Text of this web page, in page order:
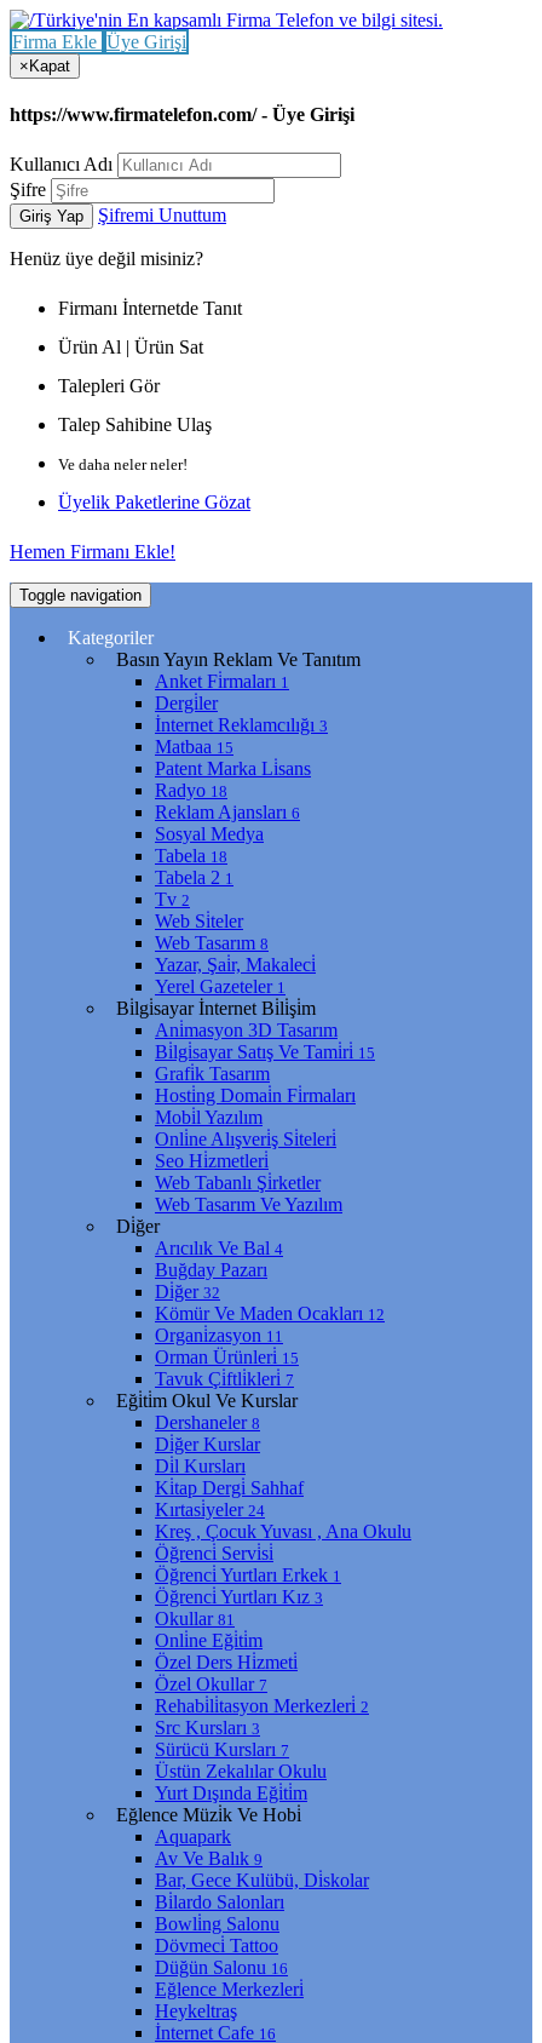
Firma Ekle Üye Girişi
× Kapat
https://www.firmatelefon.com/ - Üye Girişi
Kullanıcı Adı
Şifre
Giriş Yap Şifremi Unuttum
Henüz üye değil misiniz?
Firmanı İnternetde Tanıt
Ürün Al | Ürün Sat
Talepleri Gör
Talep Sahibine Ulaş
Ve daha neler neler!
Üyelik Paketlerine Gözat
Hemen Firmanı Ekle!
Toggle navigation
Kategoriler
Basın Yayın Reklam Ve Tanıtım
Anket Fi̇rmaları 1
Dergi̇ler
İnternet Reklamcılığı 3
Matbaa 15
Patent Marka Li̇sans
Radyo 18
Reklam Ajansları 6
Sosyal Medya
Tabela 18
Tabela 2 1
Tv 2
Web Si̇teler
Web Tasarım 8
Yazar, Şai̇r, Makaleci̇
Yerel Gazeteler 1
Bi̇lgi̇sayar İnternet Bi̇li̇şi̇m
Ani̇masyon 3D Tasarım
Bi̇lgi̇sayar Satış Ve Tami̇ri̇ 15
Grafi̇k Tasarım
Hosti̇ng Domai̇n Fi̇rmaları
Mobi̇l Yazılım
Onli̇ne Alışveri̇ş Si̇teleri̇
Seo Hi̇zmetleri̇
Web Tabanlı Şi̇rketler
Web Tasarım Ve Yazılım
Di̇ğer
Arıcılık Ve Bal 4
Buğday Pazarı
Di̇ğer 32
Kömür Ve Maden Ocakları 12
Organi̇zasyon 11
Orman Ürünleri̇ 15
Tavuk Çi̇ftli̇kleri̇ 7
Eği̇ti̇m Okul Ve Kurslar
Dershaneler 8
Di̇ğer Kurslar
Di̇l Kursları
Ki̇tap Dergi̇ Sahhaf
Kırtasi̇yeler 24
Kreş , Çocuk Yuvası , Ana Okulu
Öğrenci̇ Servi̇si̇
Öğrenci̇ Yurtları Erkek 1
Öğrenci̇ Yurtları Kız 3
Okullar 81
Onli̇ne Eği̇ti̇m
Özel Ders Hi̇zmeti̇
Özel Okullar 7
Rehabi̇li̇tasyon Merkezleri̇ 2
Src Kursları 3
Sürücü Kursları 7
Üstün Zekalılar Okulu
Yurt Dışında Eği̇ti̇m
Eğlence Müzi̇k Ve Hobi̇
Aquapark
Av Ve Balık 9
Bar, Gece Kulübü, Di̇skolar
Bi̇lardo Salonları
Bowli̇ng Salonu
Dövmeci̇ Tattoo
Düğün Salonu 16
Eğlence Merkezleri̇
Heykeltraş
İnternet Cafe 16